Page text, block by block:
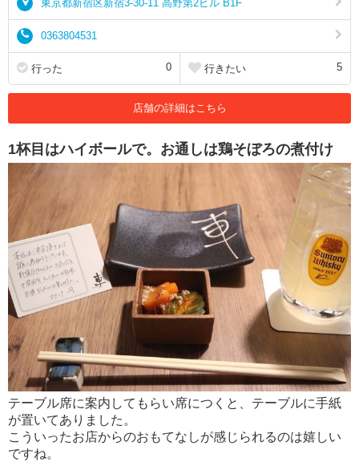
東京都新宿区新宿3-30-11 高野第2ビル B1F
0363804531
行った 0 行きたい 5
店舗の詳細はこちら
1杯目はハイボールで。お通しは鶏そぼろの煮付け
テーブル席に案内してもらい席につくと、テーブルに手紙
が置いてありました。
こういったお店からのおもてなしが感じられるのは嬉しい
ですね。